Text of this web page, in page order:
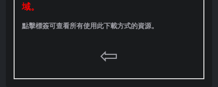
域。
點擊標簽可查看所有使用此下載方式的資源。
⇦